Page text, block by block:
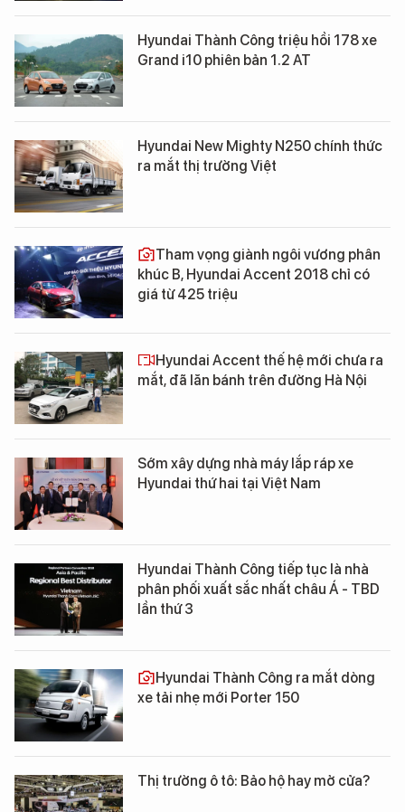
Hyundai Thành Công triệu hồi 178 xe
Grand i10 phiên bản 1.2 AT
Hyundai New Mighty N250 chính thức
ra mắt thị trường Việt
Tham vọng giành ngôi vương phân
khúc B, Hyundai Accent 2018 chỉ có
giá từ 425 triệu
Hyundai Accent thế hệ mới chưa ra
mắt, đã lăn bánh trên đường Hà Nội
Sớm xây dựng nhà máy lắp ráp xe
Hyundai thứ hai tại Việt Nam
Hyundai Thành Công tiếp tục là nhà
phân phối xuất sắc nhất châu Á - TBD
lần thứ 3
Hyundai Thành Công ra mắt dòng
xe tải nhẹ mới Porter 150
Thị trường ô tô: Bảo hộ hay mở cửa?